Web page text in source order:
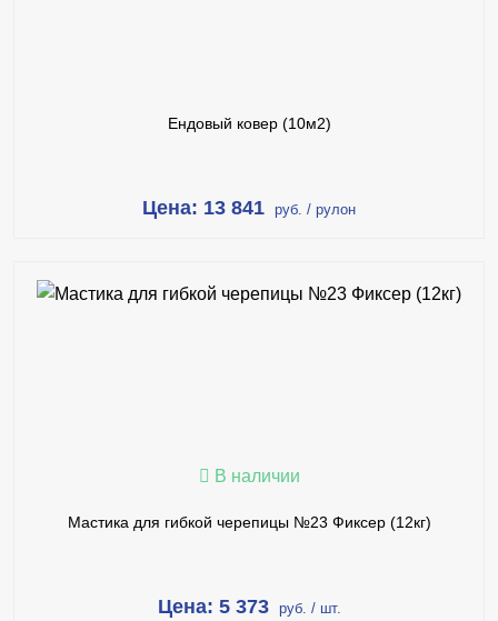
Ендовый ковер (10м2)
Цена: 13 841 руб. / рулон
В КОРЗИНУ
В наличии
Мастика для гибкой черепицы №23 Фиксер (12кг)
Цена: 5 373 руб. / шт.